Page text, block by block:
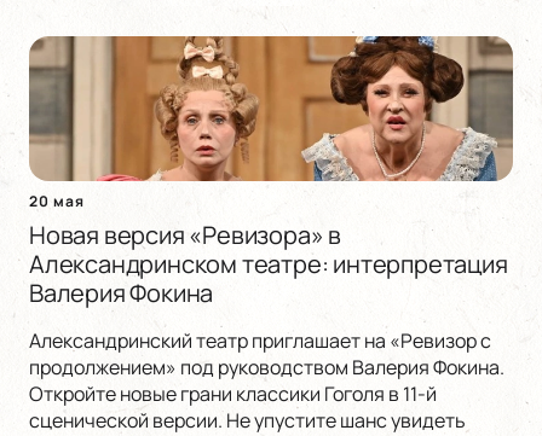
20 мая
Новая версия «Ревизора» в
Александринском театре: интерпретация
Валерия Фокина
Александринский театр приглашает на «Ревизор с
продолжением» под руководством Валерия Фокина.
Откройте новые грани классики Гоголя в 11-й
сценической версии. Не упустите шанс увидеть